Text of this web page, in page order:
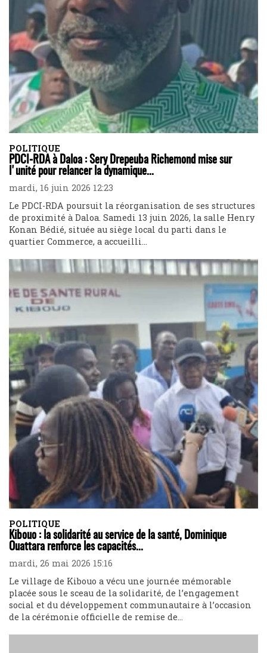
POLITIQUE
PDCI-RDA à Daloa : Sery Drepeuba Richemond mise sur
l'unité pour relancer la dynamique...
mardi, 16 juin 2026 12:23
Le PDCI-RDA poursuit la réorganisation de ses structures
de proximité à Daloa. Samedi 13 juin 2026, la salle Henry
Konan Bédié, située au siège local du parti dans le
quartier Commerce, a accueilli...
POLITIQUE
Kibouo : la solidarité au service de la santé, Dominique
Ouattara renforce les capacités...
mardi, 26 mai 2026 15:16
Le village de Kibouo a vécu une journée mémorable
placée sous le sceau de la solidarité, de l’engagement
social et du développement communautaire à l’occasion
de la cérémonie officielle de remise de...